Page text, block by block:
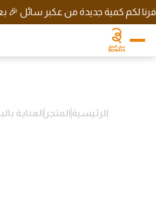
لكم كمية جديدة من عكبر سائل 🎉
الرئيسيةالمتجرالعناية